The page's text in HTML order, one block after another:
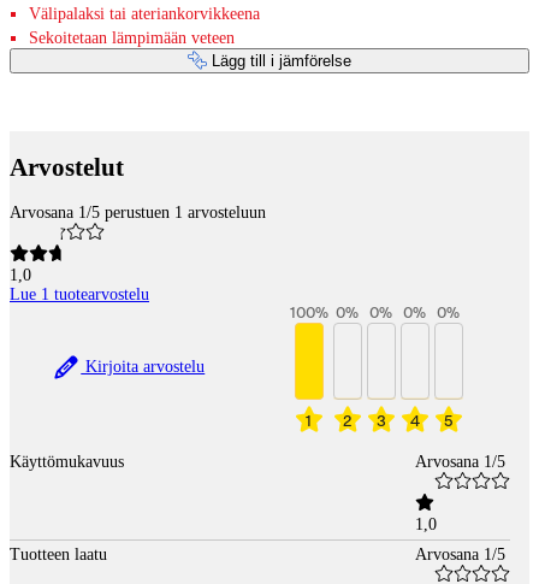
Välipalaksi tai ateriankorvikkeena
Sekoitetaan lämpimään veteen
Lägg till i jämförelse
Arvostelut
Arvosana 1/5 perustuen 1 arvosteluun
1,0
Lue 1 tuotearvostelu
Kirjoita arvostelu
1
100%
2
0%
3
0%
4
0%
5
0%
Käyttömukavuus Arvosana 1/5
1,0
Tuotteen laatu
Arvosana 1/5